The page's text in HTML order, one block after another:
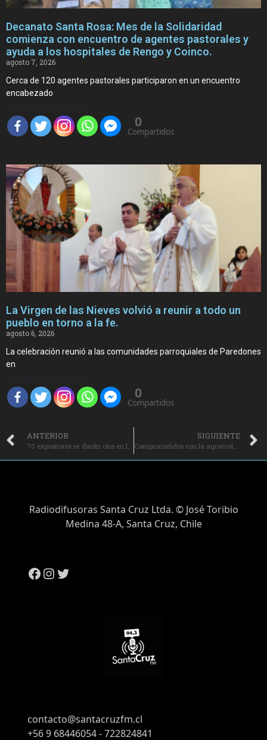
Decanato Santa Rosa: Mes de la Solidaridad
comienza con encuentro de agentes pastorales y
ayuda a los hospitales de Rengo y Coinco.
agosto 7, 2026
Cerca de 120 agentes pastorales participaron en un encuentro
encabezado
0
Compartidos
La Virgen de las Nieves volvió a reunir a todo un
pueblo en torno a la fe.
agosto 6, 2026
La celebración reunió a las comunidades parroquiales de Paredones
en
0
Compartidos
ANTERIOR
70 expositores se darán cita en la Expo Minería Sur 2025 en el Estadio Codelco El Teniente.
SIGUIENTE
Comprometidos con la agroecología 69 agricultores de O’Higgins egresaron de programa de Transición a la Agricultura Sostenible.
Radiodifusoras Santa Cruz Ltda. © José Toribio
Medina 48-A, Santa Cruz, Chile
contacto@santacruzfm.cl
+56 9 68446054 - 722824841